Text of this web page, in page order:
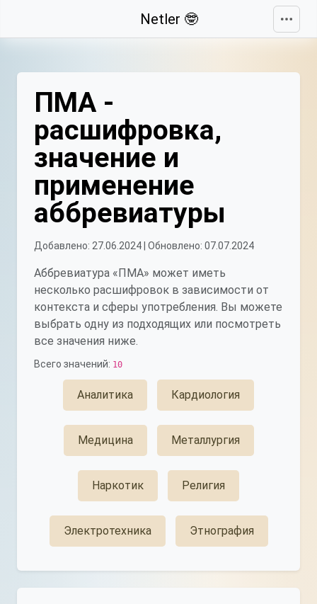
Netler 🤓
ПМА -
расшифровка,
значение и
применение
аббревиатуры
Добавлено: 27.06.2024 | Обновлено: 07.07.2024
Аббревиатура «ПМА» может иметь
несколько расшифровок в зависимости от
контекста и сферы употребления. Вы можете
выбрать одну из подходящих или посмотреть
все значения ниже.
Всего значений: 10
Аналитика Кардиология
Медицина Металлургия
Наркотик Религия
Электротехника Этнография